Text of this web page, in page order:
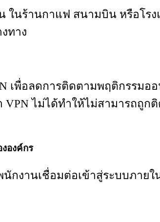
ในร้านกาแฟ สนามบิน หรือโร
ทาง
เพื่อลดการติดตามพฤติกรรมอ
VPN ไม่ได้ทำให้ไม่สามารถ
องค์กร
นักงานเชื่อมต่อเข้าสู่ระบบภาย